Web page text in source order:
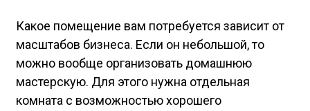
Какое помещение вам потребуется зависит от
масштабов бизнеса. Если он небольшой, то
можно вообще организовать домашнюю
мастерскую. Для этого нужна отдельная
комната с возможностью хорошего